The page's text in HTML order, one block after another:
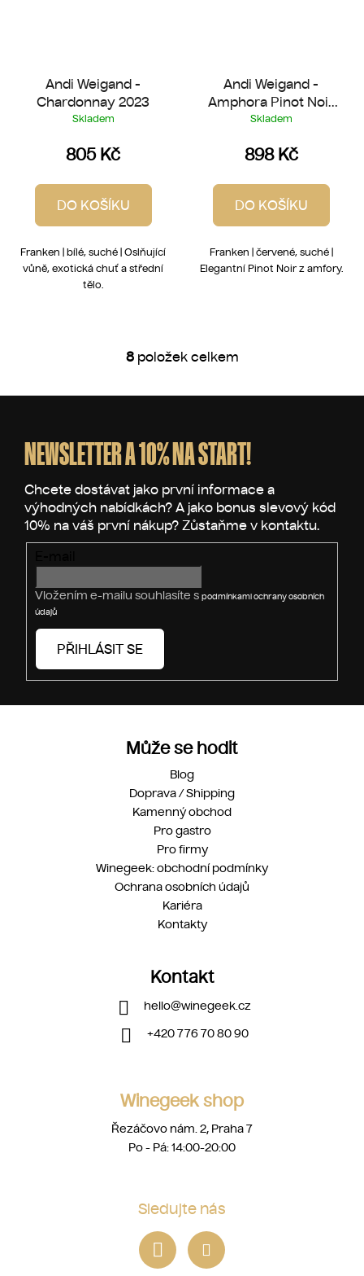
Andi Weigand -
Chardonnay 2023
Skladem
805 Kč
DO KOŠÍKU
Franken | bílé, suché | Oslňující
vůně, exotická chuť a střední
tělo.
Andi Weigand -
Amphora Pinot Noir
2024
Skladem
898 Kč
DO KOŠÍKU
Franken | červené, suché |
Elegantní Pinot Noir z amfory.
O
l
a
c
í
p
r
v
v
u
8položek celkem
NEWSLETTER A 10% NA START!
Vložením e-mailu souhlasíte s podmínkami ochrany osobních
údajů
PŘIHLÁSIT SE
Může se hodit
Blog
Doprava / Shipping
Kamenný obchod
Pro gastro
Pro firmy
Winegeek: obchodní podmínky
Ochrana osobních údajů
Kariéra
Kontakty
Kontakt
hello@winegeek.cz
+420 776 70 80 90
Winegeek shop
Řezáčovo nám. 2, Praha 7
Po - Pá: 14:00-20:00
Sledujte nás